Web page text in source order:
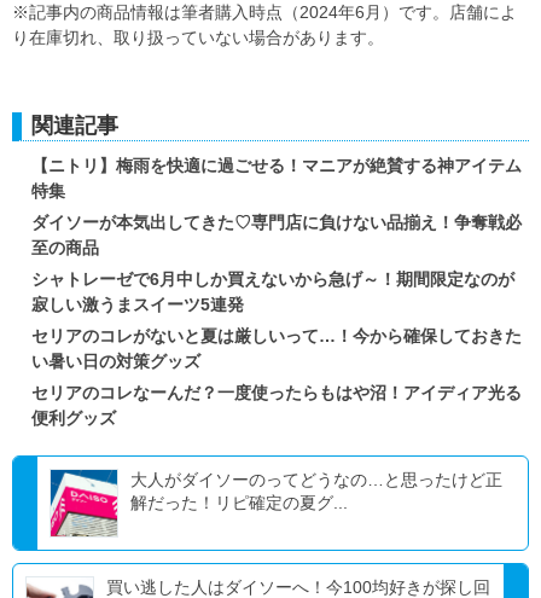
※記事内の商品情報は筆者購入時点（2024年6月）です。店舗によ
り在庫切れ、取り扱っていない場合があります。
関連記事
【ニトリ】梅雨を快適に過ごせる！マニアが絶賛する神アイテム
特集
ダイソーが本気出してきた♡専門店に負けない品揃え！争奪戦必
至の商品
シャトレーゼで6月中しか買えないから急げ～！期間限定なのが
寂しい激うまスイーツ5連発
セリアのコレがないと夏は厳しいって…！今から確保しておきた
い暑い日の対策グッズ
セリアのコレなーんだ？一度使ったらもはや沼！アイディア光る
便利グッズ
大人がダイソーのってどうなの…と思ったけど正
解だった！リピ確定の夏グ...
買い逃した人はダイソーへ！今100均好きが探し回